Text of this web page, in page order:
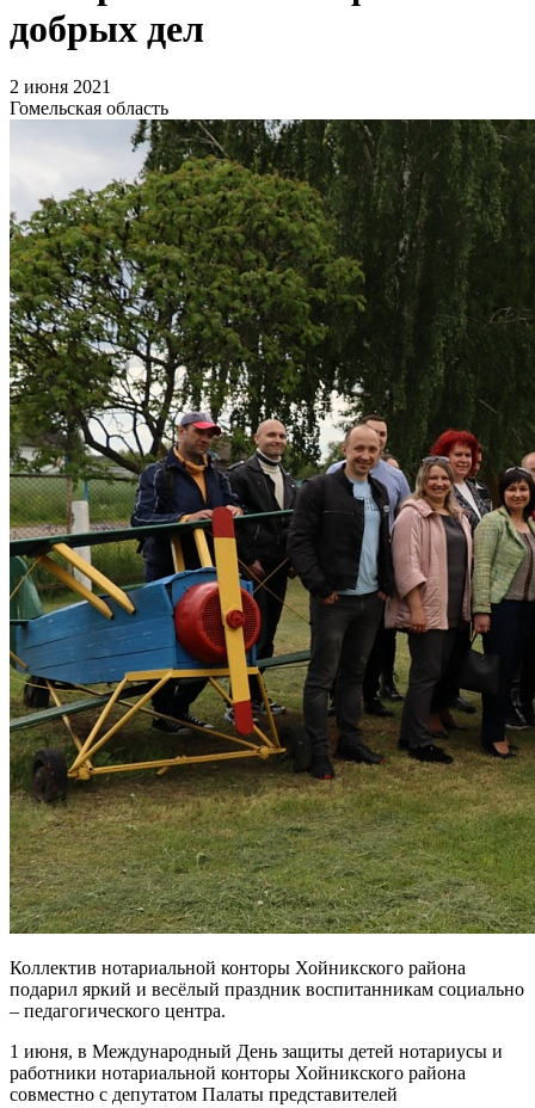
добрых дел
2 июня 2021
Гомельская область
Коллектив нотариальной конторы Хойникского района
подарил яркий и весёлый праздник воспитанникам социально
– педагогического центра.
1 июня, в Международный День защиты детей нотариусы и
работники нотариальной конторы Хойникского района
совместно с депутатом Палаты представителей